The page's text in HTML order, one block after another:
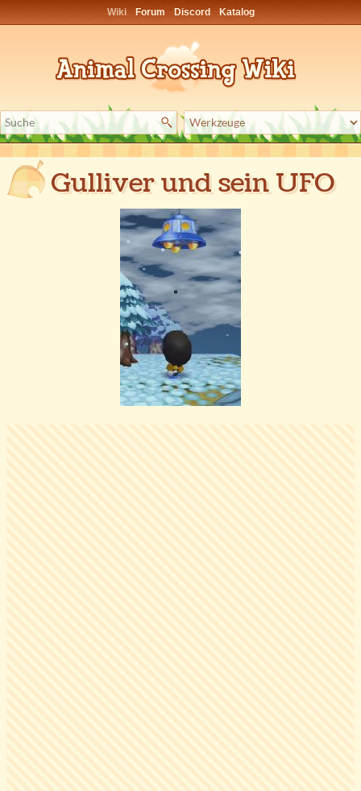
Wiki Forum Discord Katalog
Gulliver und sein UFO